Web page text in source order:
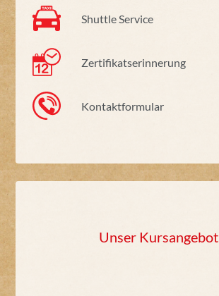
Shuttle Service
Zertifikatserinnerung
Kontaktformular
Unser Kursangebot